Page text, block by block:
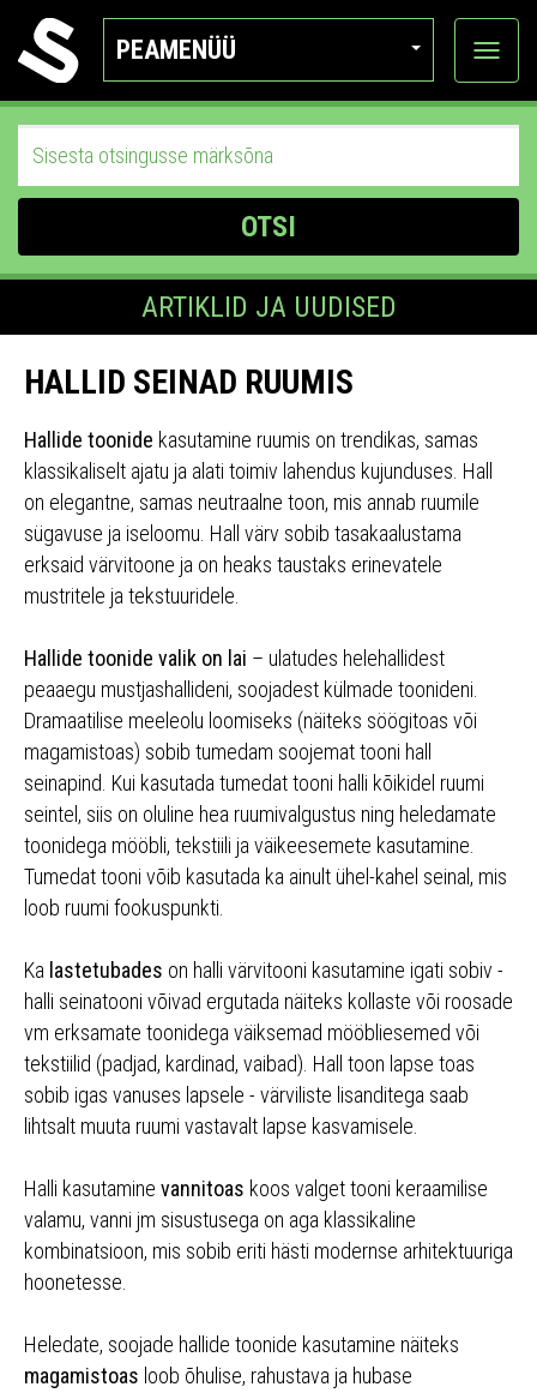
PEAMENÜÜ
Ava
OTSI
ARTIKLID JA UUDISED
HALLID SEINAD RUUMIS
Hallide toonide kasutamine ruumis on trendikas, samas
klassikaliselt ajatu ja alati toimiv lahendus kujunduses. Hall
on elegantne, samas neutraalne toon, mis annab ruumile
sügavuse ja iseloomu. Hall värv sobib tasakaalustama
erksaid värvitoone ja on heaks taustaks erinevatele
mustritele ja tekstuuridele.
Hallide toonide valik on lai – ulatudes helehallidest
peaaegu mustjashallideni, soojadest külmade toonideni.
Dramaatilise meeleolu loomiseks (näiteks söögitoas või
magamistoas) sobib tumedam soojemat tooni hall
seinapind. Kui kasutada tumedat tooni halli kõikidel ruumi
seintel, siis on oluline hea ruumivalgustus ning heledamate
toonidega mööbli, tekstiili ja väikeesemete kasutamine.
Tumedat tooni võib kasutada ka ainult ühel-kahel seinal, mis
loob ruumi fookuspunkti.
Ka lastetubades on halli värvitooni kasutamine igati sobiv -
halli seinatooni võivad ergutada näiteks kollaste või roosade
vm erksamate toonidega väiksemad mööbliesemed või
tekstiilid (padjad, kardinad, vaibad). Hall toon lapse toas
sobib igas vanuses lapsele - värviliste lisanditega saab
lihtsalt muuta ruumi vastavalt lapse kasvamisele.
Halli kasutamine vannitoas koos valget tooni keraamilise
valamu, vanni jm sisustusega on aga klassikaline
kombinatsioon, mis sobib eriti hästi modernse arhitektuuriga
hoonetesse.
Heledate, soojade hallide toonide kasutamine näiteks
magamistoas loob õhulise, rahustava ja hubase